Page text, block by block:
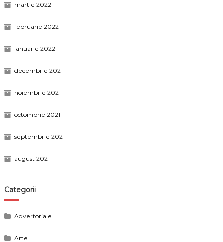
martie 2022
februarie 2022
ianuarie 2022
decembrie 2021
noiembrie 2021
octombrie 2021
septembrie 2021
august 2021
Categorii
Advertoriale
Arte